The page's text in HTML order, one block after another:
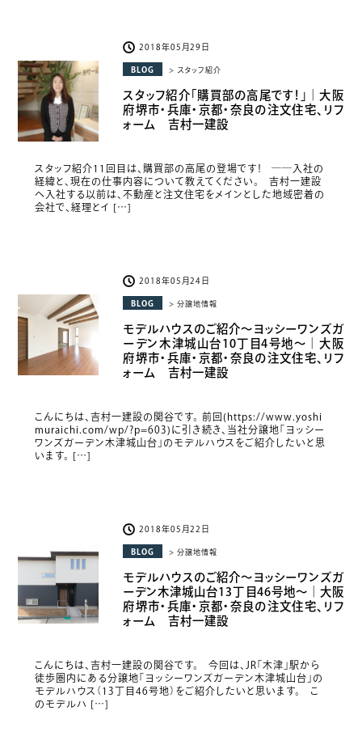
2018年05月29日
BLOG > スタッフ紹介
スタッフ紹介「購買部の高尾です！」｜大阪
府堺市・兵庫・京都・奈良の注文住宅、リフ
ォーム 吉村一建設
スタッフ紹介11回目は、購買部の高尾の登場です！ ――入社の
経緯と、現在の仕事内容について教えてください。 吉村一建設
へ入社する以前は、不動産と注文住宅をメインとした地域密着の
会社で、経理とイ […]
2018年05月24日
BLOG > 分譲地情報
モデルハウスのご紹介〜ヨッシーワンズガ
ーデン木津城山台10丁目4号地〜｜大阪
府堺市・兵庫・京都・奈良の注文住宅、リフ
ォーム 吉村一建設
こんにちは、吉村一建設の関谷です。 前回(https://www.yoshi
muraichi.com/wp/?p=603)に引き続き、当社分譲地「ヨッシー
ワンズガーデン木津城山台」のモデルハウスをご紹介したいと思
います。 […]
2018年05月22日
BLOG > 分譲地情報
モデルハウスのご紹介〜ヨッシーワンズガ
ーデン木津城山台13丁目46号地〜｜大阪
府堺市・兵庫・京都・奈良の注文住宅、リフ
ォーム 吉村一建設
こんにちは、吉村一建設の関谷です。 今回は、JR「木津」駅から
徒歩圏内にある分譲地「ヨッシーワンズガーデン木津城山台」の
モデルハウス（13丁目46号地）をご紹介したいと思います。 こ
のモデルハ […]